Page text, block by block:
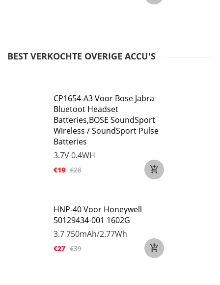
BEST VERKOCHTE OVERIGE ACCU'S
CP1654-A3 Voor Bose Jabra
Bluetoot Headset
Batteries,BOSE SoundSport
Wireless / SoundSport Pulse
Batteries
3.7V0.4WH
€19 €28
HNP-40 Voor Honeywell
50129434-001 1602G
3.7750mAh/2.77Wh
€27 €39